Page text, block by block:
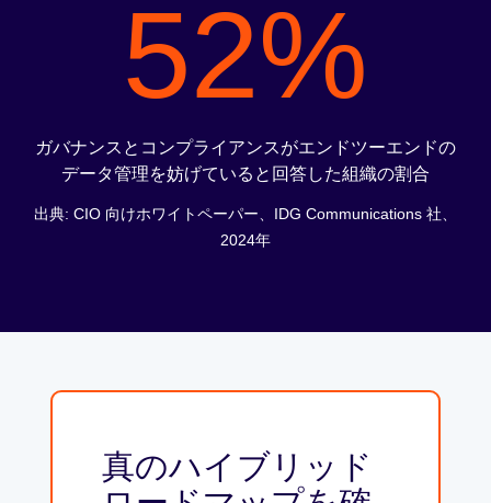
52%
ガバナンスとコンプライアンスがエンドツーエンドの
データ管理を妨げていると回答した組織の割合
出典: CIO 向けホワイトペーパー、IDG Communications 社、
2024年
真のハイブリッド